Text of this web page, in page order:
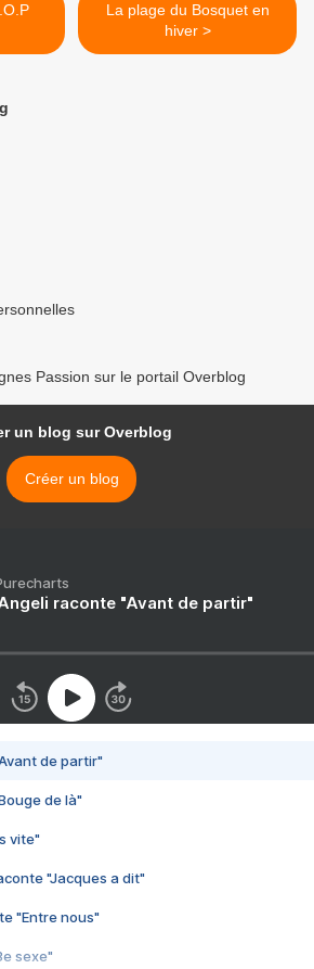
La plage du Bosquet en
hiver >
Passion sur le portail Overblog
un blog sur Overblog
Créer un blog
raconte "Avant de partir"
de partir"
de là"
vite"
"Jacques a dit"
"Entre nous"
sexe"